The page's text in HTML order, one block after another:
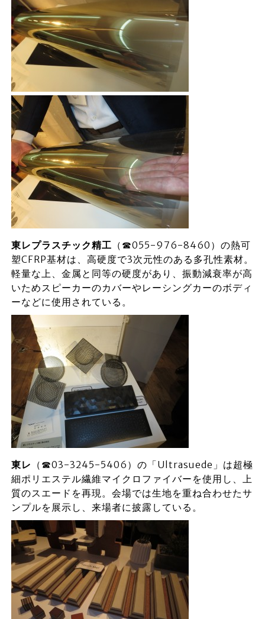
東レプラスチック精工 （☎055-976-8460）の熱可
塑CFRP基材は、高硬度で3次元性のある多孔性素材。
軽量な上、金属と同等の硬度があり、振動減衰率が高
いためスピーカーのカバーやレーシングカーのボディ
ーなどに使用されている。
東レ （☎03-3245-5406）の「Ultrasuede」は超極
細ポリエステル繊維マイクロファイバーを使用し、上
質のスエードを再現。会場では生地を重ね合わせたサ
ンプルを展示し、来場者に披露している。